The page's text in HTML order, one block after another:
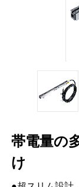
帯電量の
け